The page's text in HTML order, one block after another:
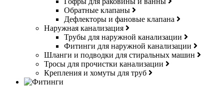
Обратные клапаны
Дефлекторы и фановые клапана
Наружная канализация
Трубы для наружной канализации
Фитинги для наружной канализации
Шланги и подводки для стиральных машин
Тросы для прочистки канализации
Крепления и хомуты для труб